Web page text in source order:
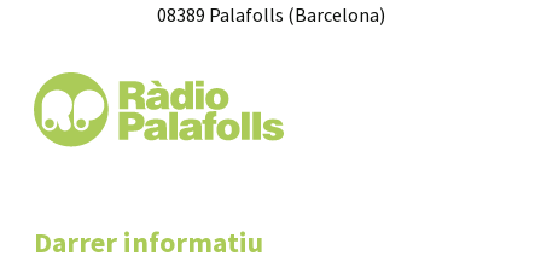
08389 Palafolls (Barcelona)
Darrer informatiu